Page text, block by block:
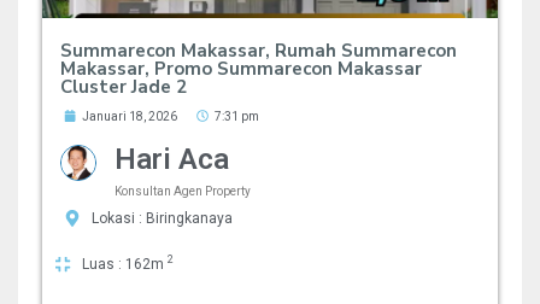
Summarecon Makassar, Rumah Summarecon
Makassar, Promo Summarecon Makassar
Cluster Jade 2
Januari 18, 2026 7:31 pm
Hari Aca
Konsultan Agen Property
Lokasi : Biringkanaya
Luas : 162m 2